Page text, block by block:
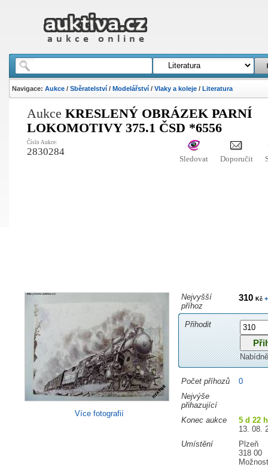
Navigace: Aukce/ Sběratelství/ Modelářství/ Vlaky a koleje/ Literatura
Aukce KRESLENÝ OBRÁZEK PARNÍ
LOKOMOTIVY 375.1 ČSD *6556
Číslo Aukce:
2830284
Sledovat Doporučit
Více fotografií
Nejvyšší
příhoz
310 Kč+
Přihodit
Počet příhozů
0
Nejvýše
přihazující
Konec aukce
5 d 22
13. 08.
Umístění
Plzeň
318 00